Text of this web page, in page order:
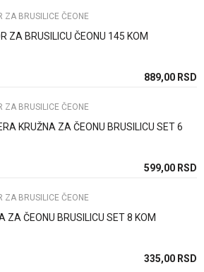
ZA BRUSILICE ČEONE
ZA BRUSILICU ČEONU 145 KOM
889,00 RSD
ZA BRUSILICE ČEONE
KRUŽNA ZA ČEONU BRUSILICU SET 6
599,00 RSD
ZA BRUSILICE ČEONE
ZA ČEONU BRUSILICU SET 8 KOM
335,00 RSD